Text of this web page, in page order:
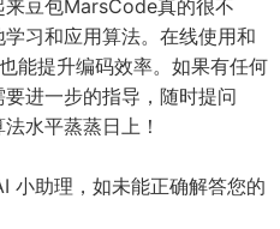
豆包MarsCode真的很不
习和应用算法。在线使用和
能提升编码效率。如果有任何
进一步的指导，随时提问
水平蒸蒸日上！
小助理，如未能正确解答您的